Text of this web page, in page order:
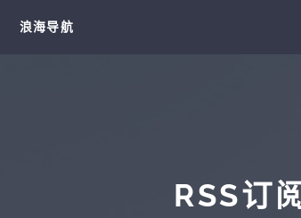
浪海导航
RSS订